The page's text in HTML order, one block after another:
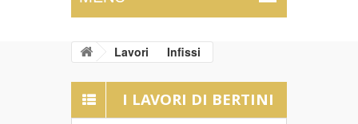
Lavori Infissi
I LAVORI DI BERTINI